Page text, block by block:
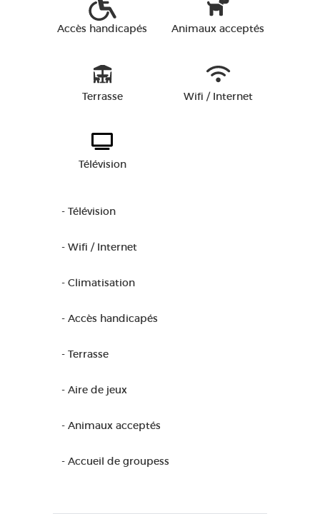
Accès handicapés Animaux acceptés
Terrasse Wifi / Internet
Télévision
- Télévision
- Wifi / Internet
- Climatisation
- Accès handicapés
- Terrasse
- Aire de jeux
- Animaux acceptés
- Accueil de groupess